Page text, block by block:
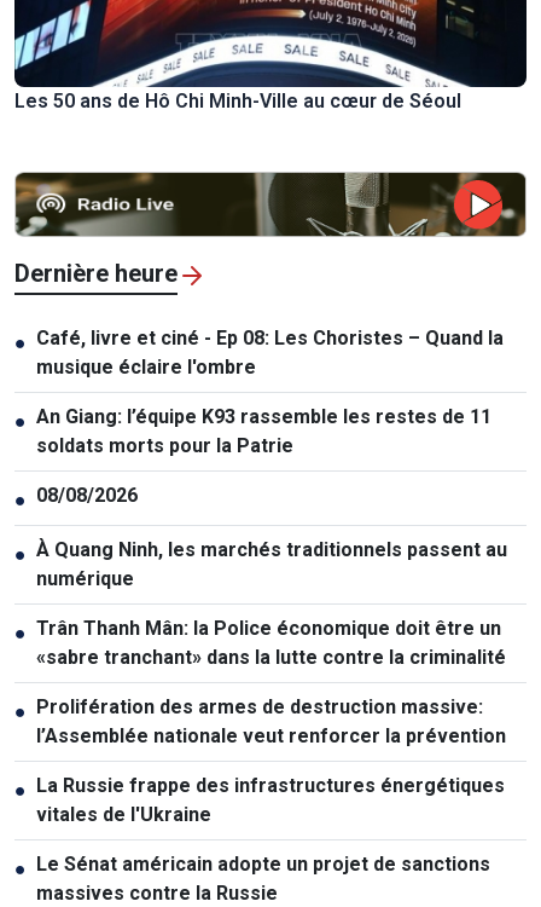
Les 50 ans de Hô Chi Minh-Ville au cœur de Séoul
Dernière heure
● Café, livre et ciné - Ep 08: Les Choristes – Quand la
musique éclaire l'ombre
● An Giang: l’équipe K93 rassemble les restes de 11
soldats morts pour la Patrie
● 08/08/2026
● À Quang Ninh, les marchés traditionnels passent au
numérique
● Trân Thanh Mân: la Police économique doit être un
«sabre tranchant» dans la lutte contre la criminalité
●
Prolifération des armes de destruction massive:
l’Assemblée nationale veut renforcer la prévention
●
La Russie frappe des infrastructures énergétiques
vitales de l'Ukraine
●
Le Sénat américain adopte un projet de sanctions
massives contre la Russie